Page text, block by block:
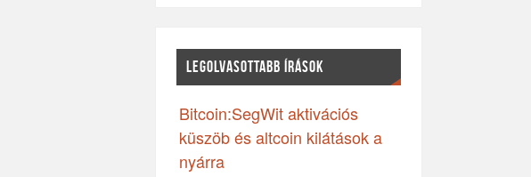
LEGOLVASOTTABB ÍRÁSOK
Bitcoin:SegWit aktivációs
küszöb és altcoin kilátások a
nyárra